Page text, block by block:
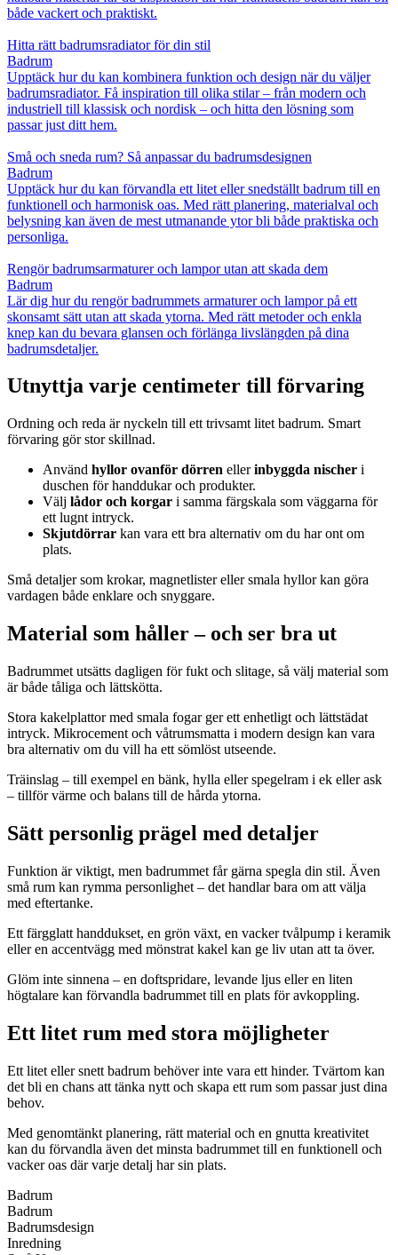
både vackert och praktiskt.
Hitta rätt badrumsradiator för din stil
Badrum
Upptäck hur du kan kombinera funktion och design när du väljer
badrumsradiator. Få inspiration till olika stilar – från modern och
industriell till klassisk och nordisk – och hitta den lösning som
passar just ditt hem.
Små och sneda rum? Så anpassar du badrumsdesignen
Badrum
Upptäck hur du kan förvandla ett litet eller snedställt badrum till en
funktionell och harmonisk oas. Med rätt planering, materialval och
belysning kan även de mest utmanande ytor bli både praktiska och
personliga.
Rengör badrumsarmaturer och lampor utan att skada dem
Badrum
Lär dig hur du rengör badrummets armaturer och lampor på ett
skonsamt sätt utan att skada ytorna. Med rätt metoder och enkla
knep kan du bevara glansen och förlänga livslängden på dina
badrumsdetaljer.
Utnyttja varje centimeter till förvaring
Ordning och reda är nyckeln till ett trivsamt litet badrum. Smart
förvaring gör stor skillnad.
Använd hyllor ovanför dörren ellerinbyggda nischer i
duschen för handdukar och produkter.
Välj lådor och korgar i samma färgskala som väggarna för
ett lugnt intryck.
Skjutdörrar kan vara ett bra alternativ om du har ont om
plats.
Små detaljer som krokar, magnetlister eller smala hyllor kan göra
vardagen både enklare och snyggare.
Material som håller – och ser bra ut
Badrummet utsätts dagligen för fukt och slitage, så välj material som
är både tåliga och lättskötta.
Stora kakelplattor med smala fogar ger ett enhetligt och lättstädat
intryck. Mikrocement och våtrumsmatta i modern design kan vara
bra alternativ om du vill ha ett sömlöst utseende.
Träinslag – till exempel en bänk, hylla eller spegelram i ek eller ask
– tillför värme och balans till de hårda ytorna.
Sätt personlig prägel med detaljer
Funktion är viktigt, men badrummet får gärna spegla din stil. Även
små rum kan rymma personlighet – det handlar bara om att välja
med eftertanke.
Ett färgglatt handdukset, en grön växt, en vacker tvålpump i keramik
eller en accentvägg med mönstrat kakel kan ge liv utan att ta över.
Glöm inte sinnena – en doftspridare, levande ljus eller en liten
högtalare kan förvandla badrummet till en plats för avkoppling.
Ett litet rum med stora möjligheter
Ett litet eller snett badrum behöver inte vara ett hinder. Tvärtom kan
det bli en chans att tänka nytt och skapa ett rum som passar just dina
behov.
Med genomtänkt planering, rätt material och en gnutta kreativitet
kan du förvandla även det minsta badrummet till en funktionell och
vacker oas där varje detalj har sin plats.
Badrum
Badrum
Badrumsdesign
Inredning